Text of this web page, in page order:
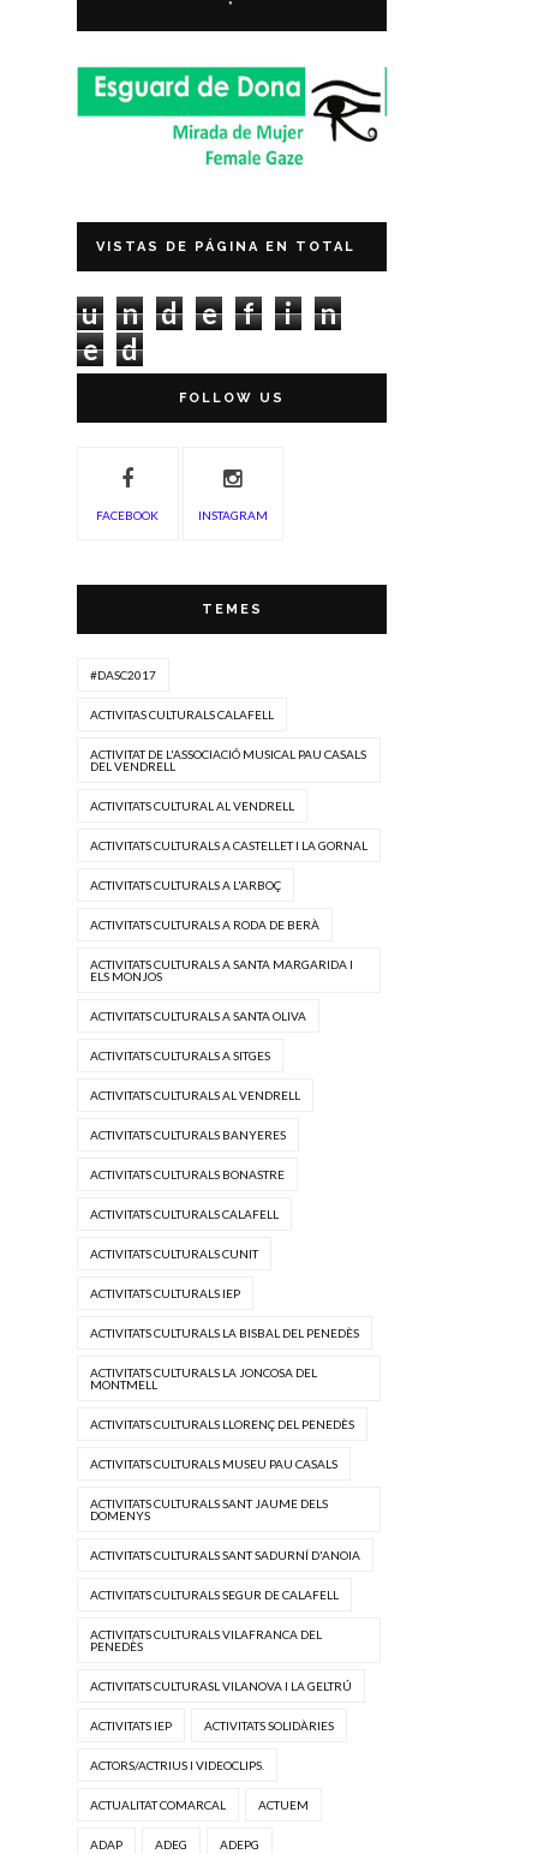
*
VISTAS DE PÁGINA EN TOTAL
u n d e f i
n
e
d
FOLLOW US
FACEBOOK INSTAGRAM
TEMES
#DASC2017
ACTIVITAS CULTURALS CALAFELL
ACTIVITAT DE L'ASSOCIACIÓ MUSICAL PAU CASALS
DEL VENDRELL
ACTIVITATS CULTURAL AL VENDRELL
ACTIVITATS CULTURALS A CASTELLET I LA GORNAL
ACTIVITATS CULTURALS A L'ARBOÇ
ACTIVITATS CULTURALS A RODA DE BERÀ
ACTIVITATS CULTURALS A SANTA MARGARIDA I
ELS MONJOS
ACTIVITATS CULTURALS A SANTA OLIVA
ACTIVITATS CULTURALS A SITGES
ACTIVITATS CULTURALS AL VENDRELL
ACTIVITATS CULTURALS BANYERES
ACTIVITATS CULTURALS BONASTRE
ACTIVITATS CULTURALS CALAFELL
ACTIVITATS CULTURALS CUNIT
ACTIVITATS CULTURALS IEP
ACTIVITATS CULTURALS LA BISBAL DEL PENEDÈS
ACTIVITATS CULTURALS LA JONCOSA DEL
MONTMELL
ACTIVITATS CULTURALS LLORENÇ DEL PENEDÈS
ACTIVITATS CULTURALS MUSEU PAU CASALS
ACTIVITATS CULTURALS SANT JAUME DELS
DOMENYS
ACTIVITATS CULTURALS SANT SADURNÍ D'ANOIA
ACTIVITATS CULTURALS SEGUR DE CALAFELL
ACTIVITATS CULTURALS VILAFRANCA DEL
PENEDÈS
ACTIVITATS CULTURASL VILANOVA I LA GELTRÚ
ACTIVITATS IEP ACTIVITATS SOLIDÀRIES
ACTORS/ACTRIUS I VIDEOCLIPS.
ACTUALITAT COMARCAL ACTUEM
ADAP ADEG ADEPG